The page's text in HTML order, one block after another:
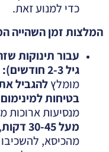
כדי למנוע זאת.
המלצות זמן השהייה
עבור תינוקות
גיל 2-3 חודשים)
:
מומלץלהגביל
בטיחות
מנסיעות ארוכות
מעל 30-45 דקות
מהכיסא,